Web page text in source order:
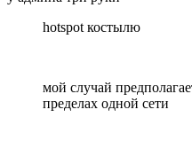
hotspot костылю
мой случай
пределах одной сети